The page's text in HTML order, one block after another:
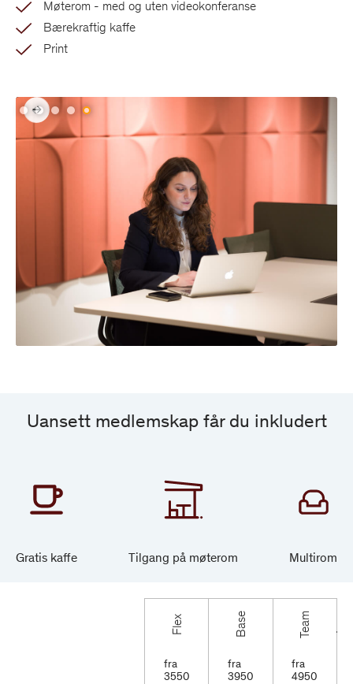
Møterom - med og uten videokonferanse
Bærekraftig kaffe
Print
Uansett medlemskap får du inkludert
Gratis kaffe Tilgang på møterom Multi­rom
leieavtaler
Flex
fra
3550
Base
fra
3950
Team
fra
4950